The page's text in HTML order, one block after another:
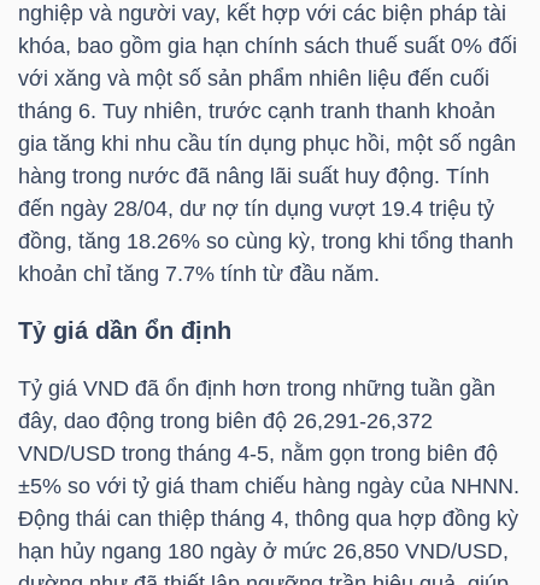
nghiệp và người vay, kết hợp với các biện pháp tài
khóa, bao gồm gia hạn chính sách thuế suất 0% đối
với xăng và một số sản phẩm nhiên liệu đến cuối
tháng 6. Tuy nhiên, trước cạnh tranh thanh khoản
gia tăng khi nhu cầu tín dụng phục hồi, một số ngân
hàng trong nước đã nâng lãi suất huy động. Tính
đến ngày 28/04, dư nợ tín dụng vượt 19.4 triệu tỷ
đồng, tăng 18.26% so cùng kỳ, trong khi tổng thanh
khoản chỉ tăng 7.7% tính từ đầu năm.
Tỷ giá dần ổn định
Tỷ giá VND đã ổn định hơn trong những tuần gần
đây, dao động trong biên độ 26,291-26,372
VND/USD trong tháng 4-5, nằm gọn trong biên độ
±5% so với tỷ giá tham chiếu hàng ngày của NHNN.
Động thái can thiệp tháng 4, thông qua hợp đồng kỳ
hạn hủy ngang 180 ngày ở mức 26,850 VND/USD,
LIỆU
CÔNG
TIÊU
DÙNG
KHÔNG
THIẾT